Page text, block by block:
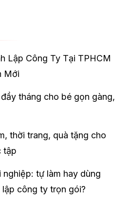
Lập Công Ty Tại TPHCM
Mới
tháng cho bé gọn gàng,
thời trang, quà tặng cho
tập
nghiệp: tự làm hay dùng
công ty trọn gói?